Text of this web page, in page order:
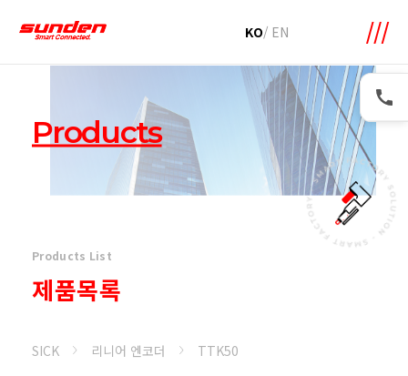
KO/ EN
Products
Products List
제품목록
SICK 리니어 엔코더 TTK50